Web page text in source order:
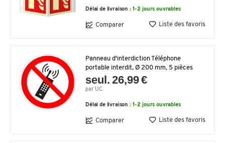
Délai de livraison : 1-2 jours ouvrables
Comparer Liste des favoris
Panneau d'interdiction Téléphone
portable interdit, Ø 200 mm, 5 pièces
seul. 26,99 €
par UC
Délai de livraison : 1-2 jours ouvrables
Comparer Liste des favoris